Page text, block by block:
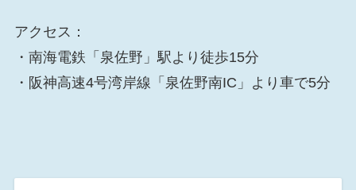
アクセス：
・南海電鉄「泉佐野」駅より徒歩15分
・阪神高速4号湾岸線「泉佐野南IC」より車で5分